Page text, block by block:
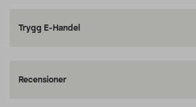
Trygg E-Handel
Recensioner